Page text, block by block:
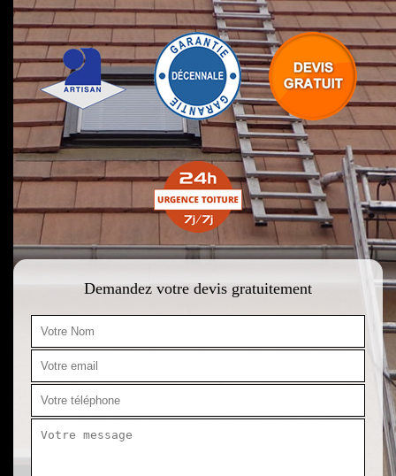
Demandez votre devis gratuitement